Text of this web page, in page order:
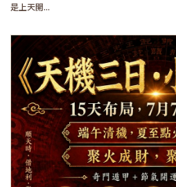
是上天開...